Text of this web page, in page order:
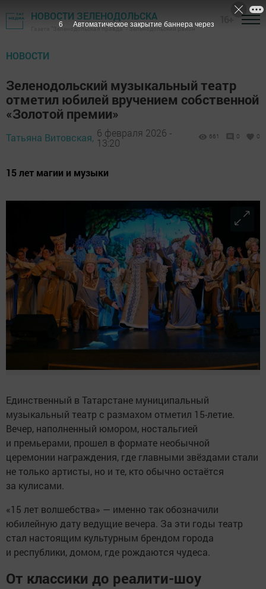
НОВОСТИ ЗЕЛЕНОДОЛЬСКА
Газета "Зеленодольская правда" - Зеленодольский район
НОВОСТИ
Зеленодольский музыкальный театр
отметил юбилей вручением собственной
«Золотой премии»
Татьяна Витовская, 6 февраля 2026 -
13:20
661 0 0
15 лет магии и музыки
Единственный в Татарстане муниципальный
музыкальный театр с размахом отметил 15-летие.
Вечер, наполненный юмором, ностальгией
и премьерами, прошел в формате необычной
церемонии награждения, где главными звёздами стали
не только артисты, но и те, кто обычно остаётся
за кулисами.
«15 лет волшебства» — именно так обозначили
юбилейную дату ведущие вечера. За эти годы театр
стал настоящим культурным брендом города
и республики, домом, где рождаются чудеса.
От классики до реалити-шоу
4 Автоматическое закрытие баннера через